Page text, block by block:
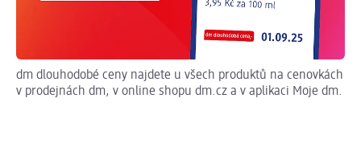
dm dlouhodobé ceny najdete u všech produktů na cenovkách
v prodejnách dm, v online shopu dm.cz a v aplikaci Moje dm.